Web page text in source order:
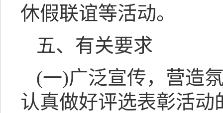
休假联谊等活动。
五、有关要求
(一)广泛宣传，营造
认真做好评选表彰活